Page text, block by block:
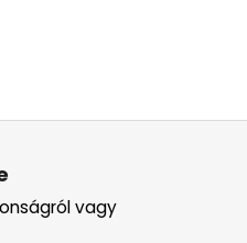
vagy